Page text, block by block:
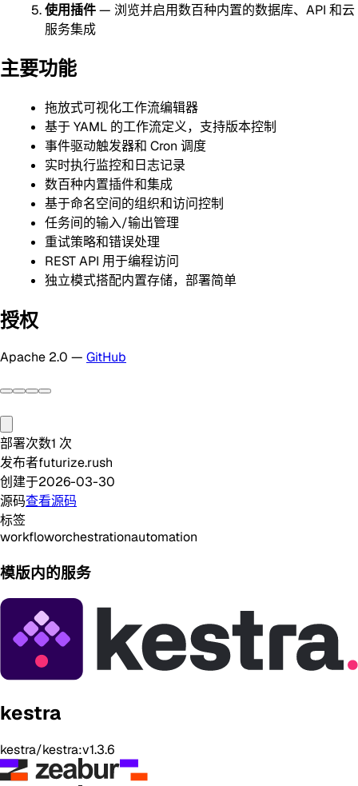
使用插件— 浏览并启用数百种内置的数据库、API 和云
服务集成
主要功能
拖放式可视化工作流编辑器
基于 YAML 的工作流定义，支持版本控制
事件驱动触发器和 Cron 调度
实时执行监控和日志记录
数百种内置插件和集成
基于命名空间的组织和访问控制
任务间的输入/输出管理
重试策略和错误处理
REST API 用于编程访问
独立模式搭配内置存储，部署简单
授权
Apache 2.0 — GitHub
部署次数1 次
发布者futurize.rush
创建于2026-03-30
源码查看源码
标签
workfloworchestrationautomation
模版内的服务
kestra
kestra/kestra:v1.3.6